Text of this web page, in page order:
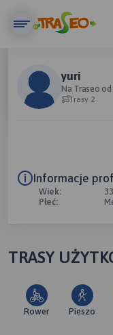
yuri
Na Traseo
Trasy 2
Informacje
Wiek:
33
Płeć:
TRASY
Rower Pieszo